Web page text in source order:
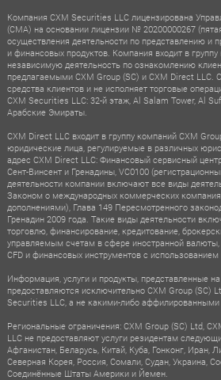
Компания CXM Securities LLC лицензирована
(CMA) на основании лицензии № 20200000267
осуществления деятельности по представлению и
и финансовых продуктов. Компания входит в
независимую деятельность по ознакомлению
предлагаемыми CXM Group (SC) и CXM Direct LLC.
средства клиентов и не исполняет торговые
CXM Securities LLC: 32-й этаж, Al Salam Tower, Al
Арабские Эмираты.
CXM Direct LLC входит в группу компаний CXM
юридические лица, регулируемые в различных
адрес CXM Direct LLC: Финансовый сервисный
Сент-Винсент и Гренадины, VC0100
деятельности компании включают все виды
Законом о международных коммерческих
дополнениями), Глава 149 Пересмотренного
Гренадин 2009 года. Такие виды деятельности
торговлю, финансирование, кредитование,
управляемым счетам в сфере иностранной валюты,
CFD и финансовых инструментов с использованием
Информация, услуги и продукты, представленные
предоставляются исключительно CXM Group (SC)
Securities LLC, а не какими-либо
Региональные ограничения: CXM Group (SC) Ltd,
LLC не предоставляют услуги резидентам
Афганистан, Беларусь, Китай, Куба, Гонконг, Иран,
Северная Корея, Россия, Сомали, Судан, Украина,
Соединённые Штаты Америки и Йемен.